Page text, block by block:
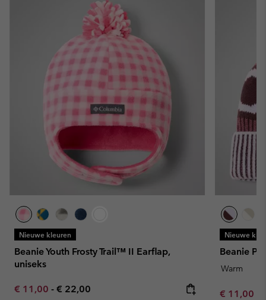
Nieuwe kleuren
Beanie Youth Frosty Trail™ II Earflap,
uniseks
Minimum sale price:
€ 11,00 - Maximum price:
€ 22,00
Nieuwe
Beanie
Warm
Minimum
€ 11,00